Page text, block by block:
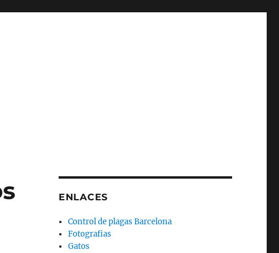
ENLACES
Control de plagas Barcelona
Fotografias
Gatos